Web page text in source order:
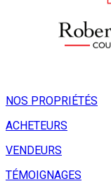
NOS PROPRIÉTÉS
ACHETEURS
VENDEURS
TÉMOIGNAGES